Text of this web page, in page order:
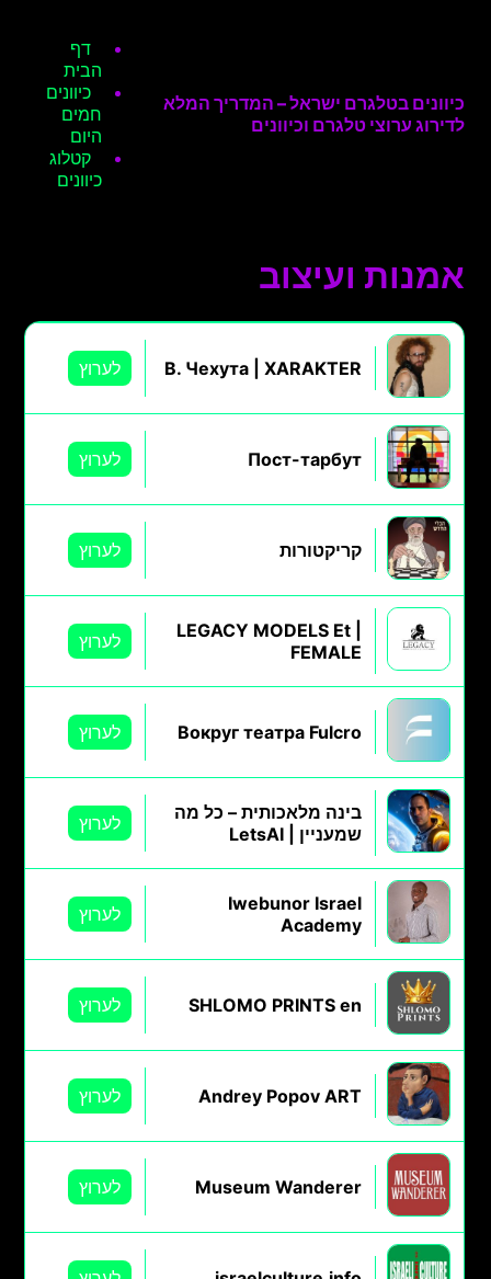
כיוונים בטלגרם ישראל – המדריך המלא
לדירוג ערוצי טלגרם וכיוונים
דף
הבית
כיוונים
חמים
היום
קטלוג
כיוונים
אמנות ועיצוב
В. Чехута | XARAKTER לערוץ
Пост-тарбут לערוץ
קריקטורות לערוץ
LEGACY MODELS Et |
FEMALE
לערוץ
Вокруг театра Fulcro לערוץ
בינה מלאכותית – כל מה
שמעניין | LetsAI
לערוץ
Iwebunor Israel
Academy
לערוץ
SHLOMO PRINTS en לערוץ
Andrey Popov ART לערוץ
Museum Wanderer לערוץ